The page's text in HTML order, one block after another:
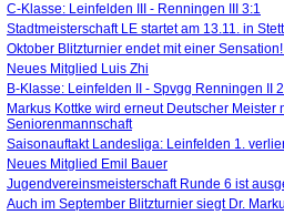
C-Klasse: Leinfelden III - Renningen III 3:1
Stadtmeisterschaft LE startet am 13.11. in
Oktober Blitzturnier endet mit einer
Neues Mitglied Luis Zhi
B-Klasse: Leinfelden II - Spvgg Renningen II
Markus Kottke wird erneut Deutscher Meister
Seniorenmannschaft
Saisonauftakt Landesliga: Leinfelden 1.
Neues Mitglied Emil Bauer
Jugendvereinsmeisterschaft Runde 6 ist
Auch im September Blitzturnier siegt Dr.